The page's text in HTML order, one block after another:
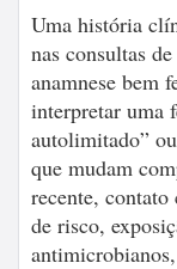
Uma história
nas consultas
anamnese bem
interpretar uma
autolimitado”
que mudam
recente,
de risco,